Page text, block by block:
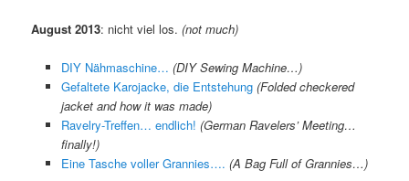
August 2013: nicht viel los.(not much)
DIY Nähmaschine… (DIY Sewing Machine…)
Gefaltete Karojacke, die Entstehung (Folded checkered
jacket and how it was made)
Ravelry-Treffen… endlich! (German Ravelers’ Meeting…
finally!)
Eine Tasche voller Grannies…. (A Bag Full of Grannies…)